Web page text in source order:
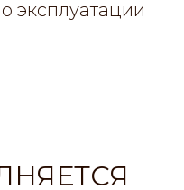
эксплуатации